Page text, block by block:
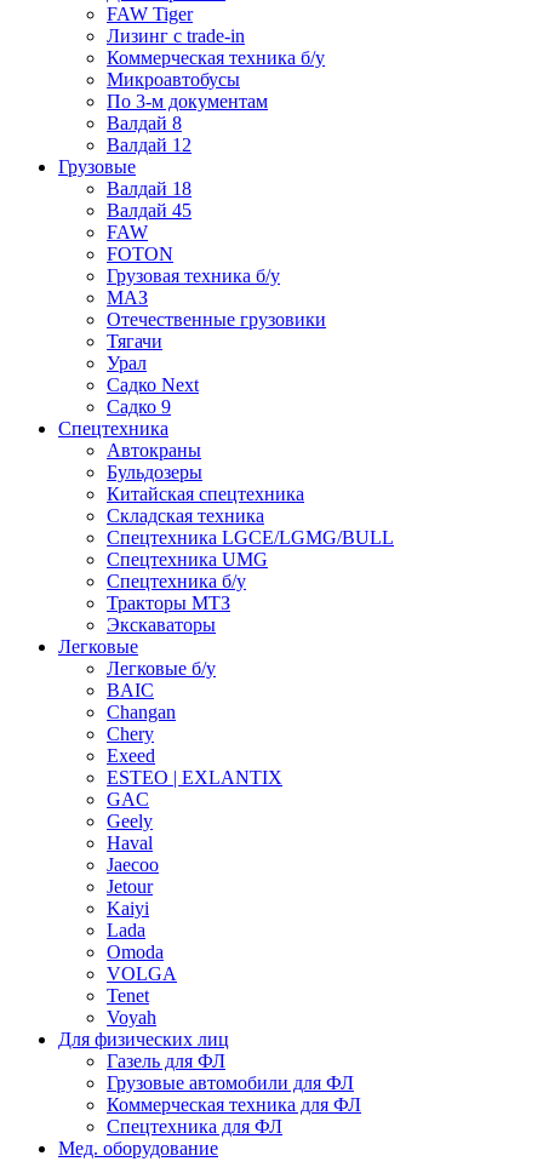
FAW Tiger
Лизинг с trade-in
Коммерческая техника б/у
Микроавтобусы
По 3-м документам
Валдай 8
Валдай 12
Грузовые
Валдай 18
Валдай 45
FAW
FOTON
Грузовая техника б/у
МАЗ
Отечественные грузовики
Тягачи
Урал
Садко Next
Садко 9
Спецтехника
Автокраны
Бульдозеры
Китайская спецтехника
Складская техника
Спецтехника LGCE/LGMG/BULL
Спецтехника UMG
Спецтехника б/у
Тракторы МТЗ
Экскаваторы
Легковые
Легковые б/у
BAIC
Changan
Chery
Exeed
ESTEO | EXLANTIX
GAC
Geely
Haval
Jaecoo
Jetour
Kaiyi
Lada
Omoda
VOLGA
Tenet
Voyah
Для физических лиц
Газель для ФЛ
Грузовые автомобили для ФЛ
Коммерческая техника для ФЛ
Спецтехника для ФЛ
Мед. оборудование